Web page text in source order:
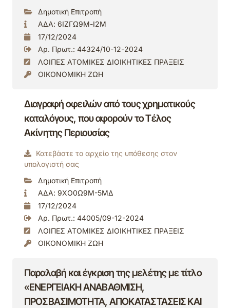
Δημοτική Επιτροπή
ΑΔΑ: 6ΙΖΓΩ9Μ-Ι2Μ
17/12/2024
Αρ. Πρωτ.: 44324/10-12-2024
ΛΟΙΠΕΣ ΑΤΟΜΙΚΕΣ ΔΙΟΙΚΗΤΙΚΕΣ ΠΡΑΞΕΙΣ
ΟΙΚΟΝΟΜΙΚΗ ΖΩΗ
Διαγραφή οφειλών από τους χρηματικούς
καταλόγους, που αφορούν το Τέλος
Ακίνητης Περιουσίας
Κατεβάστε το αρχείο της υπόθεσης στον
υπολογιστή σας
Δημοτική Επιτροπή
ΑΔΑ: 9ΧΟ0Ω9Μ-5ΜΔ
17/12/2024
Αρ. Πρωτ.: 44005/09-12-2024
ΛΟΙΠΕΣ ΑΤΟΜΙΚΕΣ ΔΙΟΙΚΗΤΙΚΕΣ ΠΡΑΞΕΙΣ
ΟΙΚΟΝΟΜΙΚΗ ΖΩΗ
Παραλαβή και έγκριση της μελέτης με τίτλο
«ΕΝΕΡΓΕΙΑΚΗ ΑΝΑΒΑΘΜΙΣΗ,
ΠΡΟΣΒΑΣΙΜΟΤΗΤΑ, ΑΠΟΚΑΤΑΣΤΑΣΕΙΣ ΚΑΙ